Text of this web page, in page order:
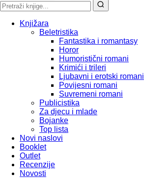
Knjižara
Beletristika
Fantastika i romantasy
Horor
Humoristični romani
Krimići i trileri
Ljubavni i erotski romani
Povijesni romani
Suvremeni romani
Publicistika
Za djecu i mlade
Bojanke
Top lista
Novi naslovi
Booklet
Outlet
Recenzije
Novosti